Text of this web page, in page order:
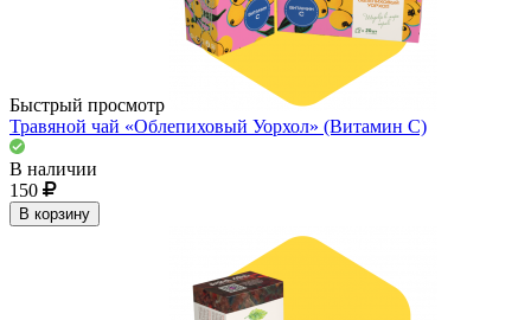
Быстрый просмотр
Травяной чай «Облепиховый Уорхол» (Витамин С)
В наличии
150
В корзину